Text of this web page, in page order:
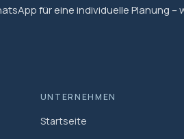
für eine individuelle Planung –
UNTERNEHMEN
Startseite